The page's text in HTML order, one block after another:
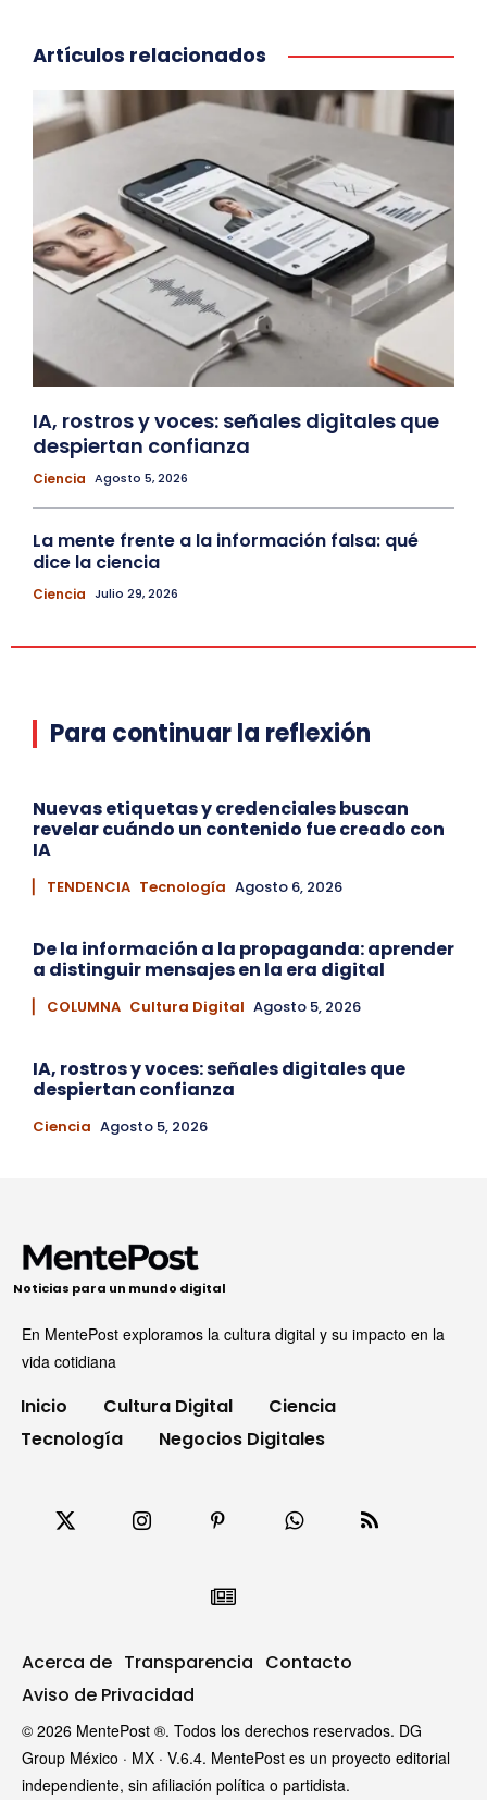
Artículos relacionados
IA, rostros y voces: señales digitales que
despiertan confianza
Ciencia Agosto 5, 2026
La mente frente a la información falsa: qué
dice la ciencia
Ciencia Julio 29, 2026
Para continuar la reflexión
Nuevas etiquetas y credenciales buscan
revelar cuándo un contenido fue creado con
IA
▏ TENDENCIA Tecnología Agosto 6, 2026
De la información a la propaganda: aprender
a distinguir mensajes en la era digital
▏ COLUMNA Cultura Digital Agosto 5, 2026
IA, rostros y voces: señales digitales que
despiertan confianza
Ciencia Agosto 5, 2026
Noticias para un mundo digital
En MentePost exploramos la cultura digital y su impacto en la
vida cotidiana
Inicio Cultura Digital
Ciencia
Tecnología
Negocios Digitales
Acerca de Transparencia Contacto
Aviso de Privacidad
© 2026 MentePost ®. Todos los derechos reservados. DG
Group México · MX · V.6.4. MentePost es un proyecto editorial
independiente, sin afiliación política o partidista.